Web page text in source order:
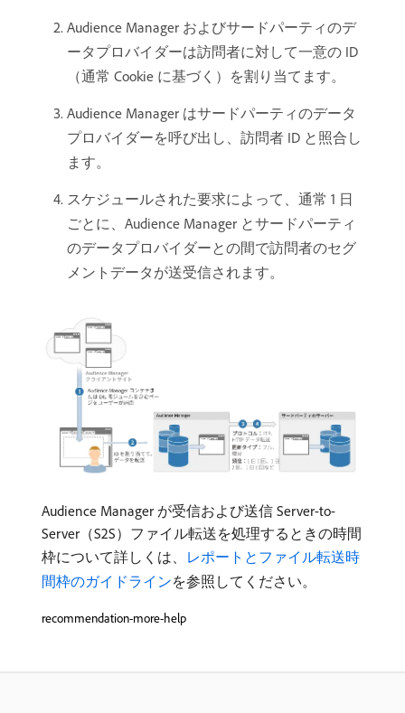
Audience Manager およびサードパーティのデ
ータプロバイダーは訪問者に対して一意の ID
（通常 Cookie に基づく）を割り当てます。
Audience Manager はサードパーティのデータ
プロバイダーを呼び出し、訪問者 ID と照合し
ます。
スケジュールされた要求によって、通常 1 日
ごとに、Audience Manager とサードパーティ
のデータプロバイダーとの間で訪問者のセグ
メントデータが送受信されます。
Audience Manager が受信および送信 Server-to-
Server（S2S）ファイル転送を処理するときの時間
枠について詳しくは、 レポートとファイル転送時
間枠のガイドラインを参照してください。
recommendation-more-help